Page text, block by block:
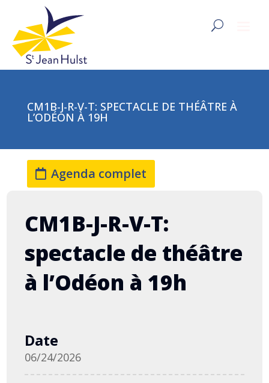
CM1B-J-R-V-T: SPECTACLE DE THÉÂTRE À
L’ODÉON À 19H
Agenda complet
CM1B-J-R-V-T:
spectacle de théâtre
à l’Odéon à 19h
Date
06/24/2026